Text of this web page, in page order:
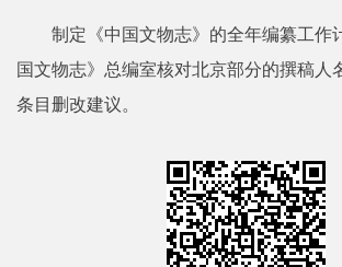
制定《中国文物志》的全年编纂工作
国文物志》总编室核对北京部分的撰稿人
条目删改建议。